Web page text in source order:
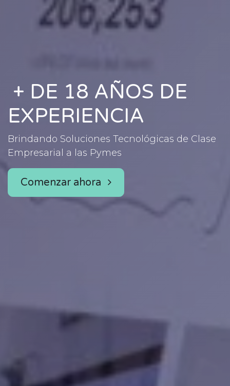
+ DE 18 AÑOS DE
EXPERIENCIA
Brindando Soluciones Tecnológicas de Clase
Empresarial a las Pymes
Comenzar ahora